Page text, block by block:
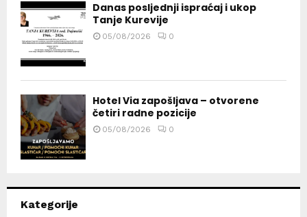
Danas posljednji ispraćaj i ukop
Tanje Kurevije
05/08/2026 0
Hotel Via zapošljava – otvorene
četiri radne pozicije
05/08/2026 0
Kategorije